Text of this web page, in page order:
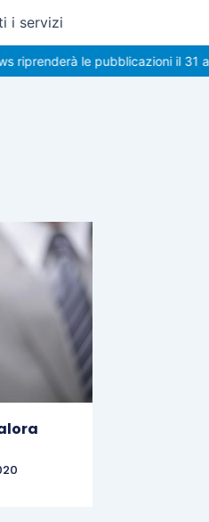
i servizi
riprenderà le pubblicazioni il 31